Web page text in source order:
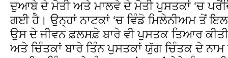
ਦੁਆਬੇ ਦੇ ਮੋਤੀ ਅਤੇ ਮਾਲਵੇ ਦੇ ਮੋਤੀ ਪੁਸਤਕਾਂ ‘ਚ
ਗਈ ਹੈ। ਉਨ੍ਹਾਂ ਨਾਟਕਾਂ ‘ਚ ਵਿੰਡੋ ਮਿਲੇਨੀਅਮ ਤੋਂ
ਉਸ ਦੇ ਜੀਵਨ ਫ਼ਲਸਫ਼ੇ ਬਾਰੇ ਵੀ ਪੁਸਤਕ ਤਿਆਰ
ਅਤੇ ਚਿੰਤਕਾਂ ਬਾਰੇ ਤਿੰਨ ਪੁਸਤਕਾਂ ਯੁੱਗ ਚਿੰਤਕ ਦੇ